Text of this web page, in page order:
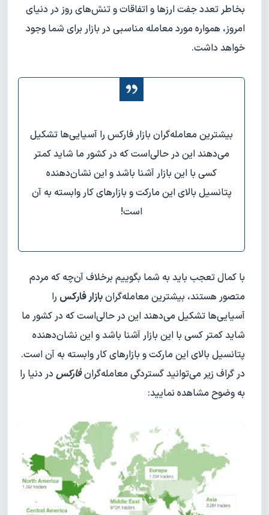
بخاطر تعدد جفت ارزها و اتفاقات و تنش‌های روز در دنیای
امروز، همواره مورد معامله مناسبی در بازار برای شما وجود
خواهد داشت.
بیشترین معامله‌گران بازار فارکس را آسیایی‌ها تشکیل
می‌دهند این در حالی‌است که در کشور ما شاید کمتر
کسی با این بازار آشنا باشد و این نشان‌دهنده
پتانسیل بالای این مارکت و بازارهای کار وابسته به آن
است!
با کمال تعجب باید به شما بگوییم برخلاف آن‌چه که مردم
متصور هستند، بیشترین معامله‌گرانبازار فارکس را
آسیایی‌ها تشکیل می‌دهند این در حالی‌است که در کشور ما
شاید کمتر کسی با این بازار آشنا باشد و این نشان‌دهنده
پتانسیل بالای این مارکت و بازارهای کار وابسته به آن است.
در گراف زیر می‌توانید گستردگی معامله‌گرانفارکس در دنیا را
به وضوح مشاهده نمایید: